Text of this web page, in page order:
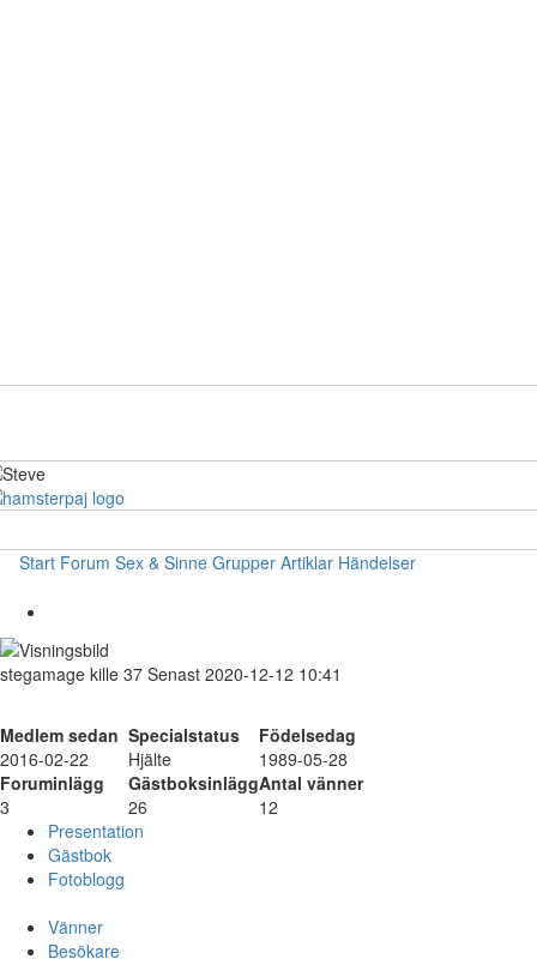
Start Forum Sex & Sinne Grupper Artiklar Händelser
stegamage kille 37 Senast 2020-12-12 10:41
Medlem sedan Specialstatus
Födelsedag
2016-02-22
Hjälte
1989-05-28
Foruminlägg
GästboksinläggAntal vänner
3
26
12
Presentation
Gästbok
Fotoblogg
Vänner
Besökare